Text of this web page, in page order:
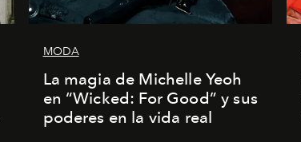
MODA
La magia de Michelle Yeoh
en “Wicked: For Good” y sus
poderes en la vida real